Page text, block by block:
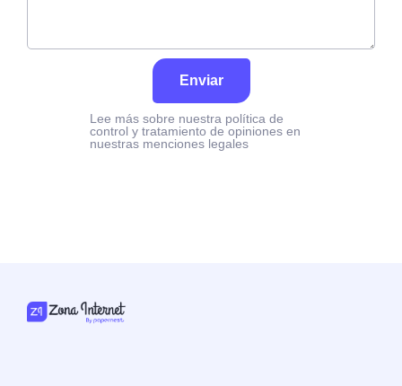
Enviar
Lee más sobre nuestra política de
control y tratamiento de opiniones en
nuestras menciones legales